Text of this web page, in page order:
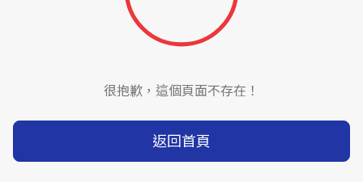
很抱歉，這個頁面不存在！
返回首頁